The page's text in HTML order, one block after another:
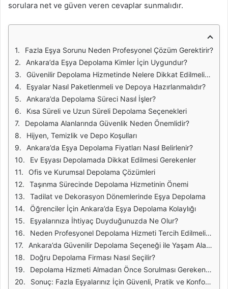
sorulara net ve güven veren cevaplar sunmalıdır.
Fazla Eşya Sorunu Neden Profesyonel Çözüm Gerektirir?
Ankara’da Eşya Depolama Kimler İçin Uygundur?
Güvenilir Depolama Hizmetinde Nelere Dikkat Edilmelidir?
Eşyalar Nasıl Paketlenmeli ve Depoya Hazırlanmalıdır?
Ankara’da Depolama Süreci Nasıl İşler?
Kısa Süreli ve Uzun Süreli Depolama Seçenekleri
Depolama Alanlarında Güvenlik Neden Önemlidir?
Hijyen, Temizlik ve Depo Koşulları
Ankara’da Eşya Depolama Fiyatları Nasıl Belirlenir?
Ev Eşyası Depolamada Dikkat Edilmesi Gerekenler
Ofis ve Kurumsal Depolama Çözümleri
Taşınma Sürecinde Depolama Hizmetinin Önemi
Tadilat ve Dekorasyon Dönemlerinde Eşya Depolama
Öğrenciler İçin Ankara’da Eşya Depolama Kolaylığı
Eşyalarınıza İhtiyaç Duyduğunuzda Ne Olur?
Neden Profesyonel Depolama Hizmeti Tercih Edilmelidir?
Ankara’da Güvenilir Depolama Seçeneği ile Yaşam Alanlarınızı Rahatlatın
Doğru Depolama Firması Nasıl Seçilir?
Depolama Hizmeti Almadan Önce Sorulması Gereken Sorular
Sonuç: Fazla Eşyalarınız İçin Güvenli, Pratik ve Konforlu Bir Çözüm